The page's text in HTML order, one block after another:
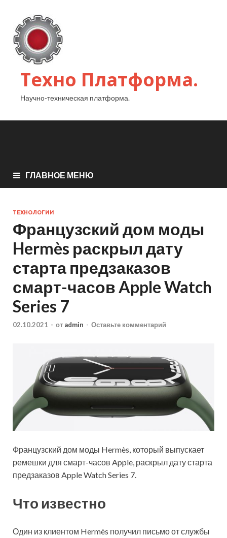
Техно Платформа.
Научно-техническая платформа.
ГЛАВНОЕ МЕНЮ
ТЕХНОЛОГИИ
Французский дом моды
Hermès раскрыл дату
старта предзаказов
смарт-часов Apple Watch
Series 7
02.10.2021 - от admin - Оставьте комментарий
Французский дом моды Hermès, который выпускает
ремешки для смарт-часов Apple, раскрыл дату старта
предзаказов Apple Watch Series 7.
Что известно
Один из клиентом Hermès получил письмо от службы